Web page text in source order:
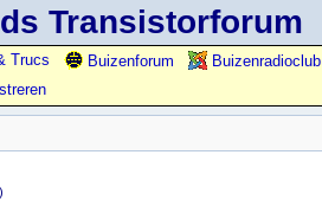
Transistorforum
Trucs Buizenforum
Buizenradioclub